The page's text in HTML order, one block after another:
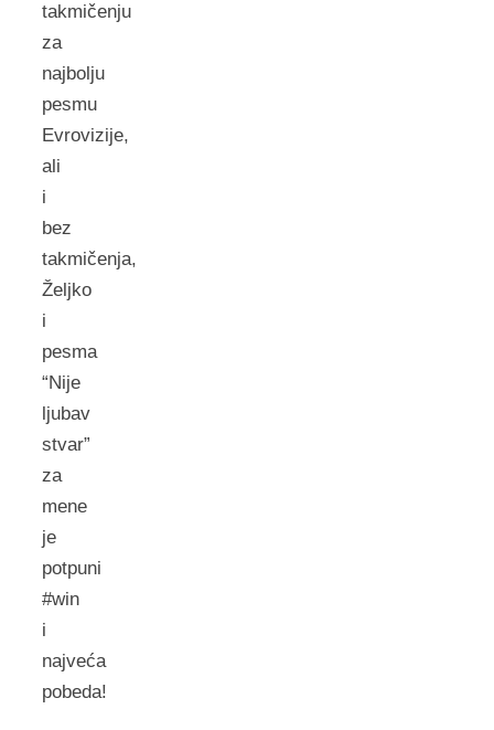
takmičenju
za
najbolju
pesmu
Evrovizije,
ali
i
bez
takmičenja,
Željko
i
pesma
“Nije
ljubav
stvar”
za
mene
je
potpuni
#win
i
najveća
pobeda!